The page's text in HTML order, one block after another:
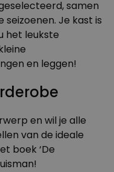
samen
Je kast is
het leukste
en leggen!
en wil je alle
van de ideale
boek ‘De